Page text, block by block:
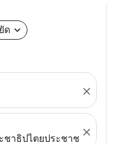
ด expand_more
close
าธิปไตยประชาชนลาว
close